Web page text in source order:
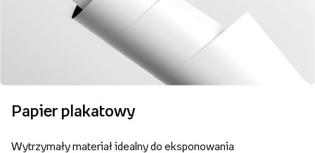
Papier plakatowy
Wytrzymały materiał idealny do eksponowania